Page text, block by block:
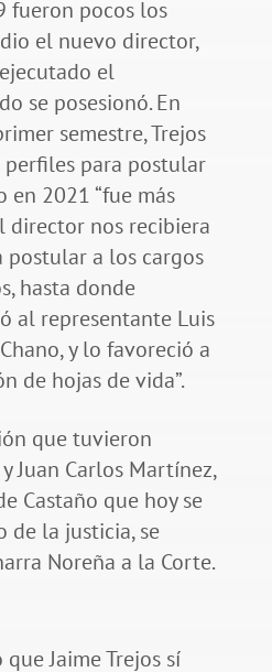
fueron pocos los
el nuevo director,
el
se posesionó. En
semestre, Trejos
para postular
en 2021 “fue más
director nos recibiera
postular a los cargos
hasta donde
al representante Luis
y lo favoreció a
de hojas de vida”.
que tuvieron
Juan Carlos Martínez,
Castaño que hoy se
de la justicia, se
Noreña a la Corte.
Jaime Trejos sí